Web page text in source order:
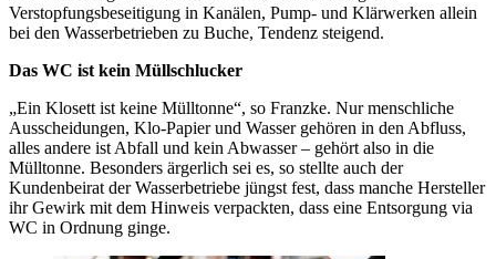
Verstopfungsbeseitigung in Kanälen, Pump- und Klärwerken allein
bei den Wasserbetrieben zu Buche, Tendenz steigend.
Das WC ist kein Müllschlucker
„Ein Klosett ist keine Müll­tonne“, so Franzke. Nur menschliche
Ausscheidungen, Klo-Papier und Wasser gehören in den Abfluss,
alles andere ist Abfall und kein Abwasser – gehört also in die
Mülltonne. Besonders ärgerlich sei es, so stellte auch der
Kundenbeirat der Wasserbetriebe jüngst fest, dass manche Hersteller
ihr Gewirk mit dem Hinweis verpackten, dass eine Entsorgung via
WC in Ordnung ginge.